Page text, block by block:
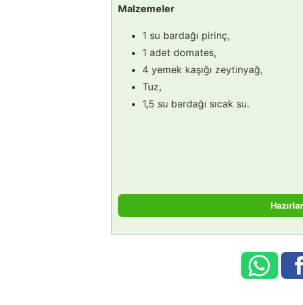
Malzemeler
1 su bardağı pirinç,
1 adet domates,
4 yemek kaşığı zeytinyağ,
Tuz,
1,5 su bardağı sıcak su.